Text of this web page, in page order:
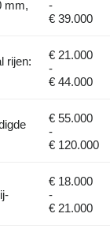
mm,
-
€ 39.000
rijen:
€ 21.000
-
€ 44.000
€ 55.000
-
€ 120.000
€ 18.000
-
€ 21.000